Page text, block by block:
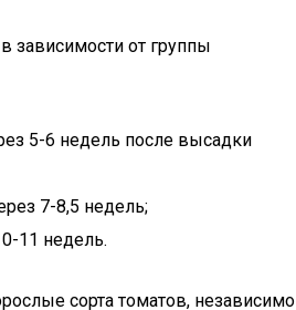
зависимости от группы
5-6 недель после высадки
7-8,5 недель;
11 недель.
сорта томатов, независимо